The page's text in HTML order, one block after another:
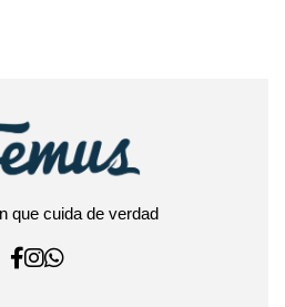
que cuida de verdad